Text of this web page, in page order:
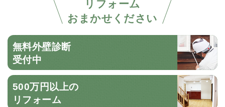
リフォーム
おまかせください
無料外壁診断
受付中
500万円以上の
リフォーム